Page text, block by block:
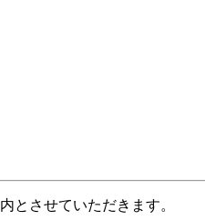
とさせていただきます。